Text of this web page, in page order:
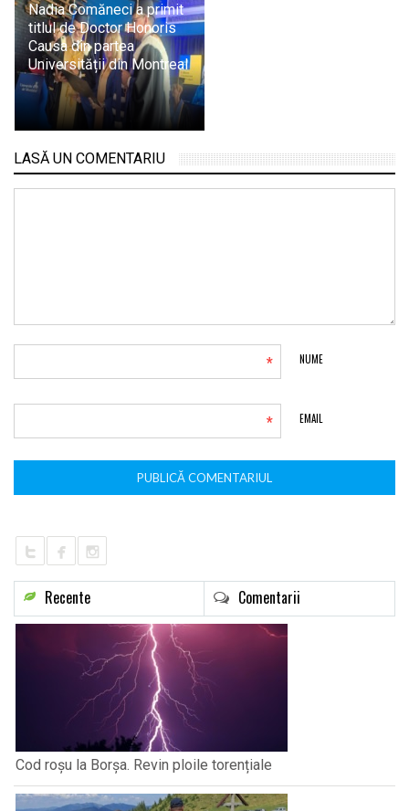
Nadia Comăneci a primit
titlul de Doctor Honoris
Causa din partea
Universității din Montreal
LASĂ UN COMENTARIU
NUME
*
EMAIL
*
Recente Comentarii
Cod roșu la Borșa. Revin ploile torențiale